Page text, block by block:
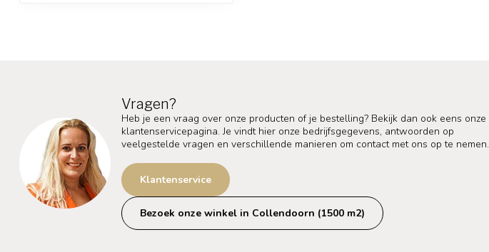
Vragen?
Heb je een vraag over onze producten of je bestelling? Bekijk dan ook eens onze
klantenservicepagina. Je vindt hier onze bedrijfsgegevens, antwoorden op
veelgestelde vragen en verschillende manieren om contact met ons op te nemen.
Klantenservice
Bezoek onze winkel in Collendoorn (1500 m2)